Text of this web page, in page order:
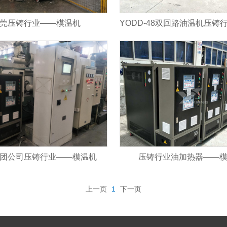
压铸行业——模温机
公司压铸行业——模温机 压铸行业油加热器——
上一页 1 下一页